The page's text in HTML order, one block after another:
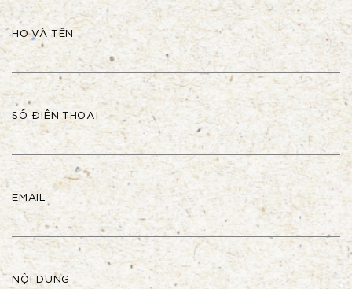
HỌ VÀ TÊN
SỐ ĐIỆN THOẠI
EMAIL
NỘI DUNG